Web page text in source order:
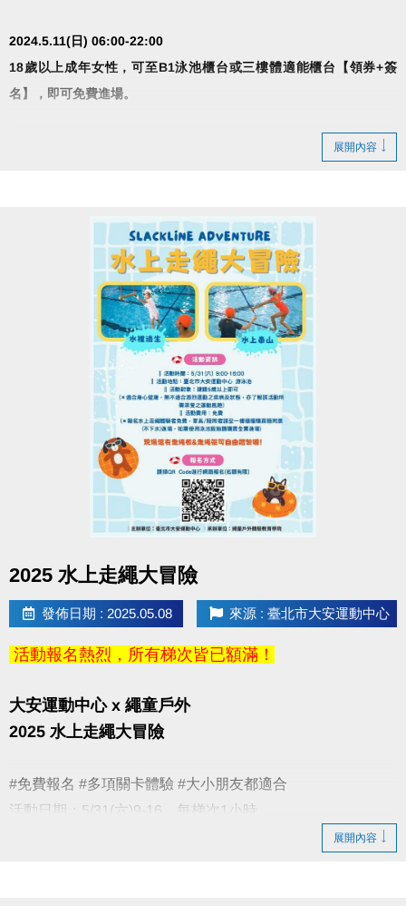
2024.5.11(日) 06:00-22:00
18歲以上成年女性，可至B1泳池櫃台或三樓體適能櫃台【領券+簽
名】，即可免費進場。
上限即停止入場，採一進一出管理，請排隊依序等
• 體適能每人每次進場現時1小時，超過使用時間請出
場後重新排隊，依序進場。
• 進場請遵守泳池、體適能場館管理規範。
• 本中心保留活動辦法之最終解釋權。
展開內容
2025 水上走繩大冒險
發佈日期 : 2025.05.08 來源 : 臺北市大安運動中心
活動報名熱烈，所有梯次皆已額滿！
大安運動中心 x 繩童戶外
2025 水上走繩大冒險
#免費報名 #多項關卡體驗 #大小朋友都適合
活動日期：5/31(六)9-16，每梯次1小時
展開內容